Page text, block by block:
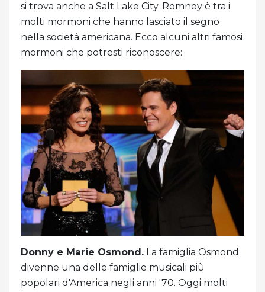
si trova anche a Salt Lake City. Romney è tra i
molti mormoni che hanno lasciato il segno
nella società americana. Ecco alcuni altri famosi
mormoni che potresti riconoscere:
Donny e Marie Osmond. La famiglia Osmond
divenne una delle famiglie musicali più
popolari d'America negli anni '70. Oggi molti